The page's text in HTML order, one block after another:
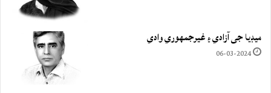
ميڊيا جي آزادي ۽ غيرجمھوري وادي
06-03-2024